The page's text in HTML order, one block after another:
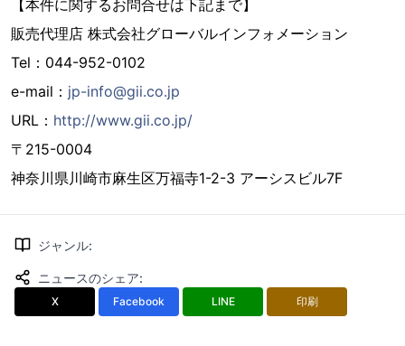
【本件に関するお問合せは下記まで】
販売代理店 株式会社グローバルインフォメーション
Tel：044-952-0102
e-mail： jp-info@gii.co.jp
URL： http://www.gii.co.jp/
〒215-0004
神奈川県川崎市麻生区万福寺1-2-3 アーシスビル7F
ジャンル:
ニュースのシェア:
X Facebook LINE 印刷